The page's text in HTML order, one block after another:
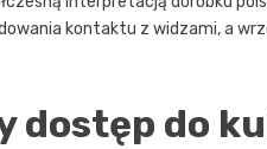
kontaktu z widzami, a
dostęp do